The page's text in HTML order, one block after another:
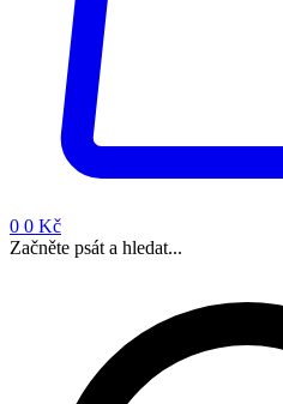
0 0 Kč
Začněte psát a hledat...